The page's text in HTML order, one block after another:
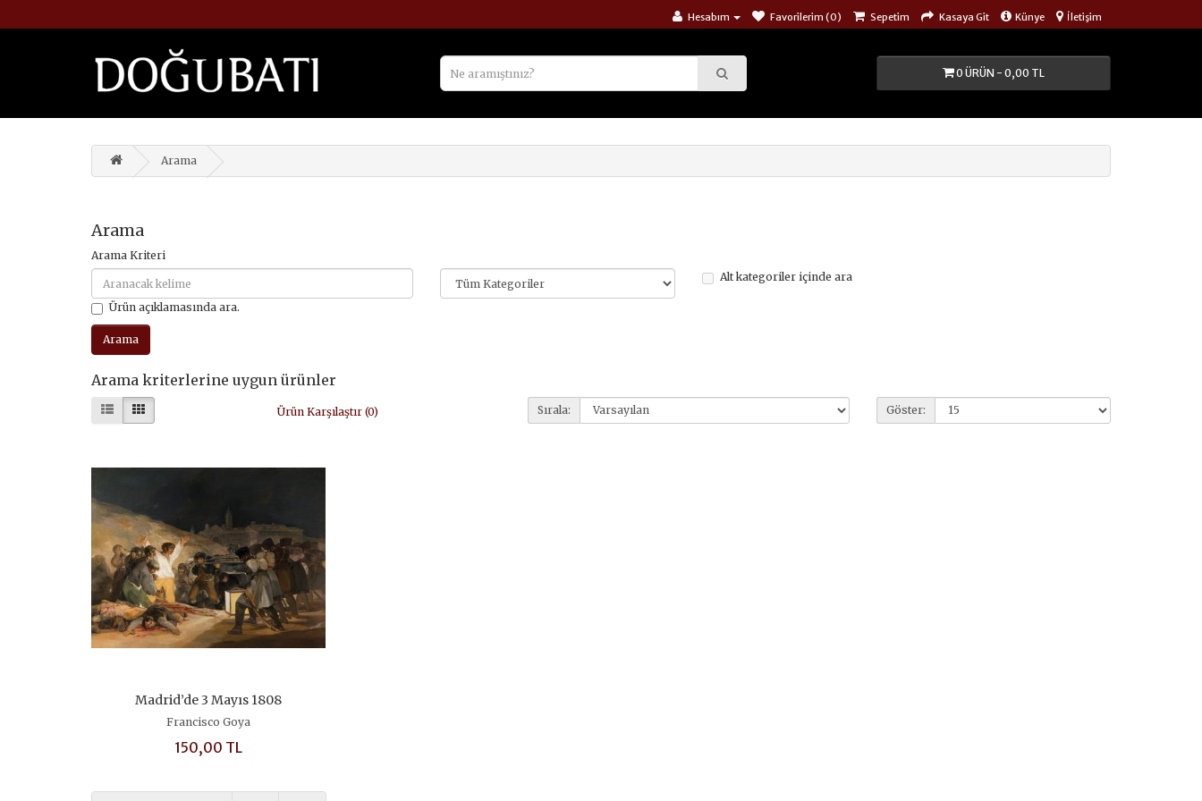
Hesabım Favorilerim (0) Sepetim Kasaya Git Künye İletişim
0 ÜRÜN - 0,00 TL
Arama
Arama
Arama Kriteri
Alt kategoriler içinde ara
Ürün açıklamasında ara.
Arama kriterlerine uygun ürünler
Ürün Karşılaştır (0) Sırala: Göster:
Madrid’de 3 Mayıs 1808
Francisco Goya
150,00 TL